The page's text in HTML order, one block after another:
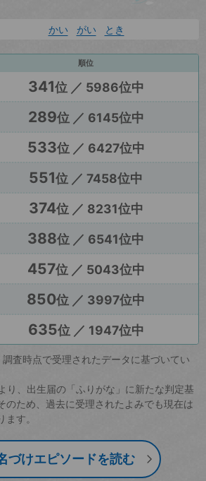
かい がい とき
順位
341位 ／ 5986位中
289位 ／ 6145位中
533位 ／ 6427位中
551位 ／ 7458位中
374位 ／ 8231位中
388位 ／ 6541位中
457位 ／ 5043位中
850位 ／ 3997位中
635位 ／ 1947位中
査時点で受理されたデータに基づいてい
り、出生届の「ふりがな」に新たな判定基
のため、過去に受理されたよみでも現在は
す。
づけエピソードを読む